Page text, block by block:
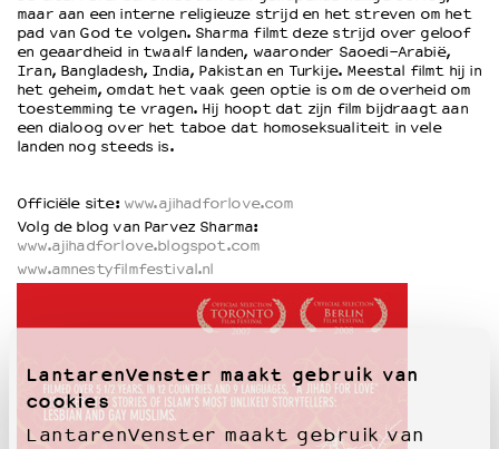
LantarenVenster maakt gebruik van
cookies
LantarenVenster maakt gebruik van
Wie is wie
Word vriend
Historie
Partners
Huisregels
Privacyverklaring
Duurzaamheid
Culturele boycot Israël
Ruimte voor artistieke vrijheid – VNPF
maar aan een interne religieuze strijd en het streven om het
pad van God te volgen. Sharma filmt deze strijd over geloof
en geaardheid in twaalf landen, waaronder Saoedi-Arabië,
Iran, Bangladesh, India, Pakistan en Turkije. Meestal filmt hij in
het geheim, omdat het vaak geen optie is om de overheid om
toestemming te vragen. Hij hoopt dat zijn film bijdraagt aan
een dialoog over het taboe dat homoseksualiteit in vele
landen nog steeds is.
Officiële site: www.ajihadforlove.com
Volg de blog van Parvez Sharma:
www.ajihadforlove.blogspot.com
www.amnestyfilmfestival.nl